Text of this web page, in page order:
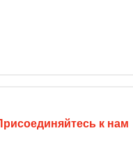
к нам